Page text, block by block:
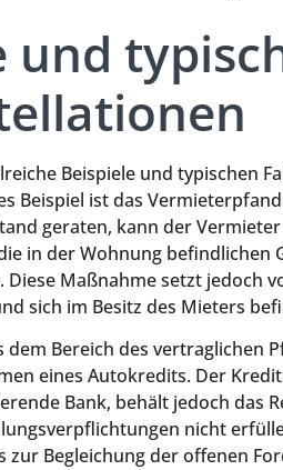
und
Beispiele und typischen
Beispiel ist das
geraten, kann der
in der Wohnung befindlichen
Diese Maßnahme setzt jedoch
sich im Besitz des Mieters
dem Bereich des vertraglichen
eines Autokredits. Der
Bank, behält jedoch das
nicht
zur Begleichung der offenen